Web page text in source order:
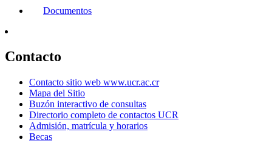
Documentos
Contacto
Contacto sitio web www.ucr.ac.cr
Mapa del Sitio
Buzón interactivo de consultas
Directorio completo de contactos UCR
Admisión, matrícula y horarios
Becas